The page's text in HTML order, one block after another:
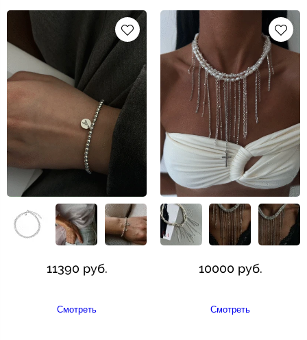
11390 руб.
Смотреть
10000 руб.
Смотреть